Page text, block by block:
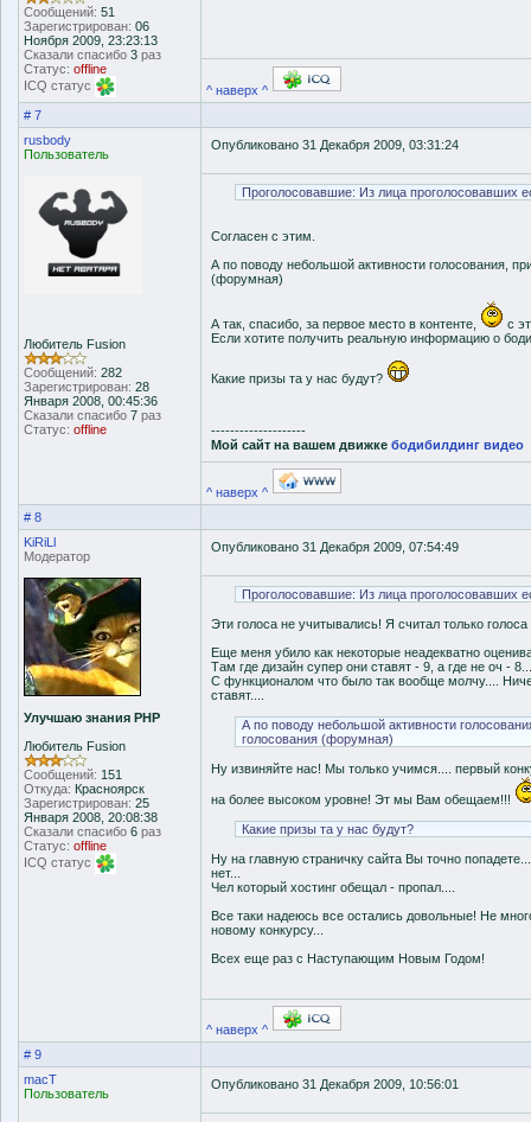
Сообщений: 51
Зарегистрирован: 06
Ноября 2009, 23:23:13
Сказали спасибо 3 раз
Статус: offline
ICQ статус
^ наверх ^
# 7
rusbody
Пользователь
Любитель Fusion
Сообщений: 282
Зарегистрирован: 28
Января 2008, 00:45:36
Сказали спасибо 7 раз
Статус: offline
Опубликовано 31 Декабря 2009, 03:31:24
Проголосовавшие: Из лица проголосовавших
Согласен с этим.
А по поводу небольшой активности голосования,
(форумная)
А так, спасибо, за первое место в контенте,
с
Если хотите получить реальную информацию о
Какие призы та у нас будут?
--------------------
Мой сайт на вашем движке бодибилдинг видео
^ наверх ^
# 8
KiRiLl
Модератор
Улучшаю знания PHP
Любитель Fusion
Сообщений: 151
Откуда: Красноярск
Зарегистрирован: 25
Января 2008, 20:08:38
Сказали спасибо 6 раз
Статус: offline
ICQ статус
Опубликовано 31 Декабря 2009, 07:54:49
Проголосовавшие: Из лица проголосовавших
Эти голоса не учитывались! Я считал только
Еще меня убило как некоторые неадекватно
Там где дизайн супер они ставят - 9, а где не оч -
С функционалом что было так вообще молчу....
ставят....
А по поводу небольшой активности
голосования (форумная)
Ну извиняйте нас! Мы только учимся.... первый
на более высоком уровне! Эт мы Вам обещаем!!!
Какие призы та у нас будут?
Ну на главную страничку сайта Вы точно
нет...
Чел который хостинг обещал - пропал....
Все таки надеюсь все остались довольные! Не
новому конкурсу...
Всех еще раз с Наступающим Новым Годом!
^ наверх ^
# 9
macT
Пользователь
Опубликовано 31 Декабря 2009, 10:56:01